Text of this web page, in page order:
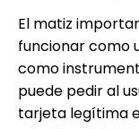
El matiz
funcionar como
como
puede pedir al
tarjeta legítima